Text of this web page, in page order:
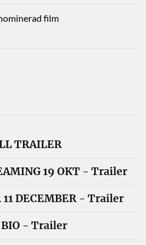
film
TRAILER
19 OKT - Trailer
DECEMBER - Trailer
BIO - Trailer